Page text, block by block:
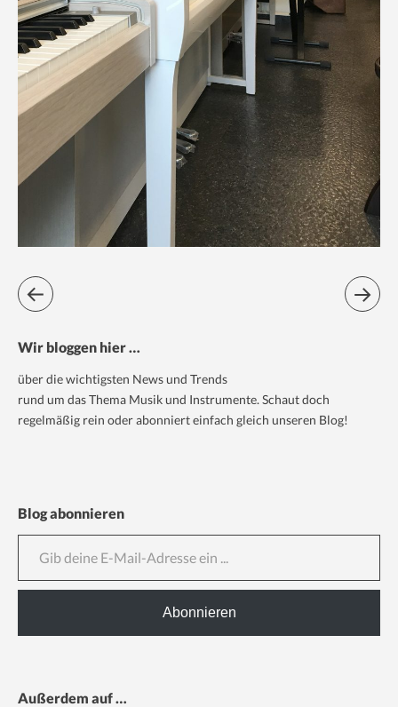
Wir bloggen hier …
über die wichtigsten News und Trends
rund um das Thema Musik und Instrumente. Schaut doch
regelmäßig rein oder abonniert einfach gleich unseren Blog!
Blog abonnieren
Gib deine E-Mail-Adresse ein ...
Abonnieren
Außerdem auf …